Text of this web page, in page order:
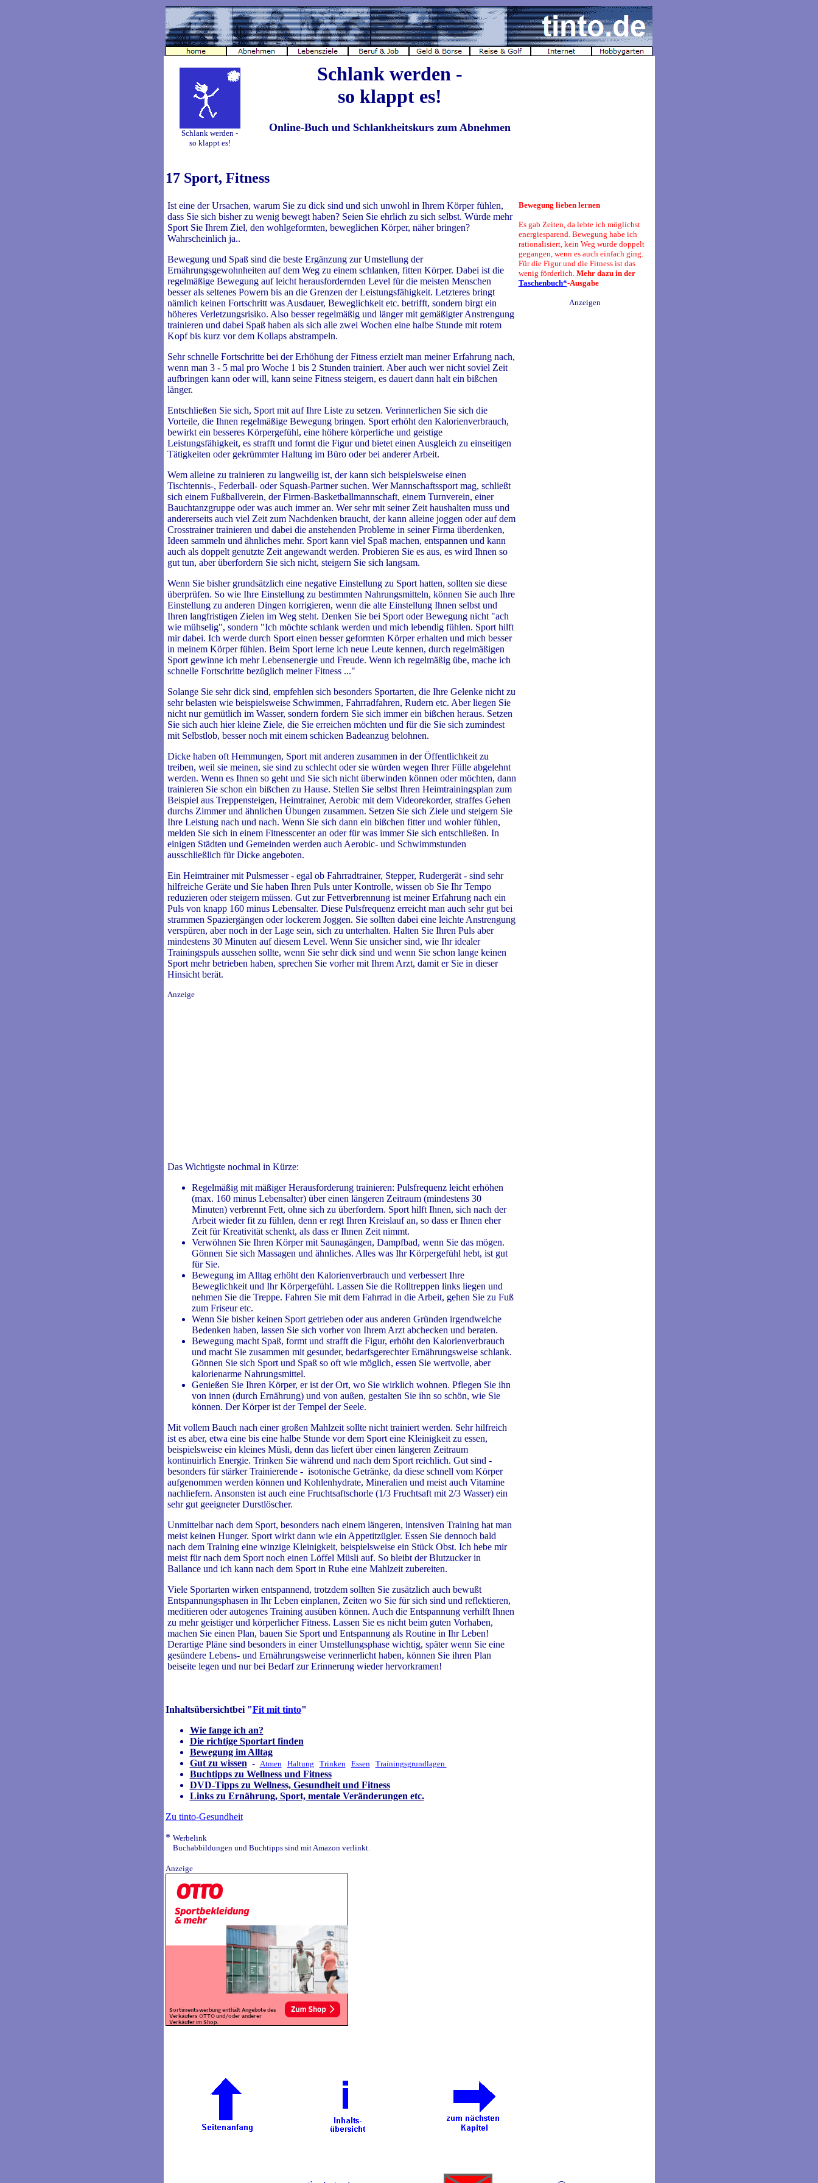
Schlank werden -
so klappt es!
Schlank werden -
so klappt es!
Online-Buch und Schlankheitskurs zum Abnehmen
17 Sport, Fitness
Ist eine der Ursachen, warum Sie zu dick sind und sich unwohl in Ihrem Körper fühlen,
dass Sie sich bisher zu wenig bewegt haben? Seien Sie ehrlich zu sich selbst. Würde mehr
Sport Sie Ihrem Ziel, den wohlgeformten, beweglichen Körper, näher bringen?
Wahrscheinlich ja..
Bewegung und Spaß sind die beste Ergänzung zur Umstellung der
Ernährungsgewohnheiten auf dem Weg zu einem schlanken, fitten Körper. Dabei ist die
regelmäßige Bewegung auf leicht herausfordernden Level für die meisten Menschen
besser als seltenes Powern bis an die Grenzen der Leistungsfähigkeit. Letzteres bringt
nämlich keinen Fortschritt was Ausdauer, Beweglichkeit etc. betrifft, sondern birgt ein
höheres Verletzungsrisiko. Also besser regelmäßig und länger mit gemäßigter Anstrengung
trainieren und dabei Spaß haben als sich alle zwei Wochen eine halbe Stunde mit rotem
Kopf bis kurz vor dem Kollaps abstrampeln.
Sehr schnelle Fortschritte bei der Erhöhung der Fitness erzielt man meiner Erfahrung nach,
wenn man 3 - 5 mal pro Woche 1 bis 2 Stunden trainiert. Aber auch wer nicht soviel Zeit
aufbringen kann oder will, kann seine Fitness steigern, es dauert dann halt ein bißchen
länger.
Entschließen Sie sich, Sport mit auf Ihre Liste zu setzen. Verinnerlichen Sie sich die
Vorteile, die Ihnen regelmäßige Bewegung bringen. Sport erhöht den Kalorienverbrauch,
bewirkt ein besseres Körpergefühl, eine höhere körperliche und geistige
Leistungsfähigkeit, es strafft und formt die Figur und bietet einen Ausgleich zu einseitigen
Tätigkeiten oder gekrümmter Haltung im Büro oder bei anderer Arbeit.
Wem alleine zu trainieren zu langweilig ist, der kann sich beispielsweise einen
Tischtennis-, Federball- oder Squash-Partner suchen. Wer Mannschaftssport mag, schließt
sich einem Fußballverein, der Firmen-Basketballmannschaft, einem Turnverein, einer
Bauchtanzgruppe oder was auch immer an. Wer sehr mit seiner Zeit haushalten muss und
andererseits auch viel Zeit zum Nachdenken braucht, der kann alleine joggen oder auf dem
Crosstrainer trainieren und dabei die anstehenden Probleme in seiner Firma überdenken,
Ideen sammeln und ähnliches mehr. Sport kann viel Spaß machen, entspannen und kann
auch als doppelt genutzte Zeit angewandt werden. Probieren Sie es aus, es wird Ihnen so
gut tun, aber überfordern Sie sich nicht, steigern Sie sich langsam.
Wenn Sie bisher grundsätzlich eine negative Einstellung zu Sport hatten, sollten sie diese
überprüfen. So wie Ihre Einstellung zu bestimmten Nahrungsmitteln, können Sie auch Ihre
Einstellung zu anderen Dingen korrigieren, wenn die alte Einstellung Ihnen selbst und
Ihren langfristigen Zielen im Weg steht. Denken Sie bei Sport oder Bewegung nicht "ach
wie mühselig", sondern "Ich möchte schlank werden und mich lebendig fühlen. Sport hilft
mir dabei. Ich werde durch Sport einen besser geformten Körper erhalten und mich besser
in meinem Körper fühlen. Beim Sport lerne ich neue Leute kennen, durch regelmäßigen
Sport gewinne ich mehr Lebensenergie und Freude. Wenn ich regelmäßig übe, mache ich
schnelle Fortschritte bezüglich meiner Fitness ..."
Solange Sie sehr dick sind, empfehlen sich besonders Sportarten, die Ihre Gelenke nicht zu
sehr belasten wie beispielsweise Schwimmen, Fahrradfahren, Rudern etc. Aber liegen Sie
nicht nur gemütlich im Wasser, sondern fordern Sie sich immer ein bißchen heraus. Setzen
Sie sich auch hier kleine Ziele, die Sie erreichen möchten und für die Sie sich zumindest
mit Selbstlob, besser noch mit einem schicken Badeanzug belohnen.
Dicke haben oft Hemmungen, Sport mit anderen zusammen in der Öffentlichkeit zu
treiben, weil sie meinen, sie sind zu schlecht oder sie würden wegen Ihrer Fülle abgelehnt
werden. Wenn es Ihnen so geht und Sie sich nicht überwinden können oder möchten, dann
trainieren Sie schon ein bißchen zu Hause. Stellen Sie selbst Ihren Heimtrainingsplan zum
Beispiel aus Treppensteigen, Heimtrainer, Aerobic mit dem Videorekorder, straffes Gehen
durchs Zimmer und ähnlichen Übungen zusammen. Setzen Sie sich Ziele und steigern Sie
Ihre Leistung nach und nach. Wenn Sie sich dann ein bißchen fitter und wohler fühlen,
melden Sie sich in einem Fitnesscenter an oder für was immer Sie sich entschließen. In
einigen Städten und Gemeinden werden auch Aerobic- und Schwimmstunden
ausschließlich für Dicke angeboten.
Ein Heimtrainer mit Pulsmesser - egal ob Fahrradtrainer, Stepper, Rudergerät - sind sehr
hilfreiche Geräte und Sie haben Ihren Puls unter Kontrolle, wissen ob Sie Ihr Tempo
reduzieren oder steigern müssen. Gut zur Fettverbrennung ist meiner Erfahrung nach ein
Puls von knapp 160 minus Lebensalter. Diese Pulsfrequenz erreicht man auch sehr gut bei
strammen Spaziergängen oder lockerem Joggen. Sie sollten dabei eine leichte Anstrengung
verspüren, aber noch in der Lage sein, sich zu unterhalten. Halten Sie Ihren Puls aber
mindestens 30 Minuten auf diesem Level. Wenn Sie unsicher sind, wie Ihr idealer
Trainingspuls aussehen sollte, wenn Sie sehr dick sind und wenn Sie schon lange keinen
Sport mehr betrieben haben, sprechen Sie vorher mit Ihrem Arzt, damit er Sie in dieser
Hinsicht berät.
Anzeige
Das Wichtigste nochmal in Kürze:
Regelmäßig mit mäßiger Herausforderung trainieren: Pulsfrequenz leicht erhöhen
(max. 160 minus Lebensalter) über einen längeren Zeitraum (mindestens 30
Minuten) verbrennt Fett, ohne sich zu überfordern. Sport hilft Ihnen, sich nach der
Arbeit wieder fit zu fühlen, denn er regt Ihren Kreislauf an, so dass er Ihnen eher
Zeit für Kreativität schenkt, als dass er Ihnen Zeit nimmt.
Verwöhnen Sie Ihren Körper mit Saunagängen, Dampfbad, wenn Sie das mögen.
Gönnen Sie sich Massagen und ähnliches. Alles was Ihr Körpergefühl hebt, ist gut
für Sie.
Bewegung im Alltag erhöht den Kalorienverbrauch und verbessert Ihre
Beweglichkeit und Ihr Körpergefühl. Lassen Sie die Rolltreppen links liegen und
nehmen Sie die Treppe. Fahren Sie mit dem Fahrrad in die Arbeit, gehen Sie zu Fuß
zum Friseur etc.
Wenn Sie bisher keinen Sport getrieben oder aus anderen Gründen irgendwelche
Bedenken haben, lassen Sie sich vorher von Ihrem Arzt abchecken und beraten.
Bewegung macht Spaß, formt und strafft die Figur, erhöht den Kalorienverbrauch
und macht Sie zusammen mit gesunder, bedarfsgerechter Ernährungsweise schlank.
Gönnen Sie sich Sport und Spaß so oft wie möglich, essen Sie wertvolle, aber
kalorienarme Nahrungsmittel.
Genießen Sie Ihren Körper, er ist der Ort, wo Sie wirklich wohnen. Pflegen Sie ihn
von innen (durch Ernährung) und von außen, gestalten Sie ihn so schön, wie Sie
können. Der Körper ist der Tempel der Seele.
Mit vollem Bauch nach einer großen Mahlzeit sollte nicht trainiert werden. Sehr hilfreich
ist es aber, etwa eine bis eine halbe Stunde vor dem Sport eine Kleinigkeit zu essen,
beispielsweise ein kleines Müsli, denn das liefert über einen längeren Zeitraum
kontinuirlich Energie. Trinken Sie während und nach dem Sport reichlich. Gut sind -
besonders für stärker Trainierende - isotonische Getränke, da diese schnell vom Körper
aufgenommen werden können und Kohlenhydrate, Mineralien und meist auch Vitamine
nachliefern. Ansonsten ist auch eine Fruchtsaftschorle (1/3 Fruchtsaft mit 2/3 Wasser) ein
sehr gut geeigneter Durstlöscher.
Unmittelbar nach dem Sport, besonders nach einem längeren, intensiven Training hat man
meist keinen Hunger. Sport wirkt dann wie ein Appetitzügler. Essen Sie dennoch bald
nach dem Training eine winzige Kleinigkeit, beispielsweise ein Stück Obst. Ich hebe mir
meist für nach dem Sport noch einen Löffel Müsli auf. So bleibt der Blutzucker in
Ballance und ich kann nach dem Sport in Ruhe eine Mahlzeit zubereiten.
Viele Sportarten wirken entspannend, trotzdem sollten Sie zusätzlich auch bewußt
Entspannungsphasen in Ihr Leben einplanen, Zeiten wo Sie für sich sind und reflektieren,
meditieren oder autogenes Training ausüben können. Auch die Entspannung verhilft Ihnen
zu mehr geistiger und körperlicher Fitness. Lassen Sie es nicht beim guten Vorhaben,
machen Sie einen Plan, bauen Sie Sport und Entspannung als Routine in Ihr Leben!
Derartige Pläne sind besonders in einer Umstellungsphase wichtig, später wenn Sie eine
gesündere Lebens- und Ernährungsweise verinnerlicht haben, können Sie ihren Plan
beiseite legen und nur bei Bedarf zur Erinnerung wieder hervorkramen!
Bewegung lieben lernen
Es gab Zeiten, da lebte ich möglichst
energiesparend. Bewegung habe ich
rationalisiert, kein Weg wurde doppelt
gegangen, wenn es auch einfach ging.
Für die Figur und die Fitness ist das
wenig förderlich. Mehr dazu in der
Taschenbuch*-Ausgabe
Anzeigen
Inhaltsübersichtbei "Fit mit tinto"
Wie fange ich an?
Die richtige Sportart finden
Bewegung im Alltag
Gut zu wissen - Atmen Haltung Trinken Essen Trainingsgrundlagen
Buchtipps zu Wellness und Fitness
DVD-Tipps zu Wellness, Gesundheit und Fitness
Links zu Ernährung, Sport, mentale Veränderungen etc.
Zu tinto-Gesundheit
* Werbelink
Buchabbildungen und Buchtipps sind mit Amazon verlinkt.
Anzeige